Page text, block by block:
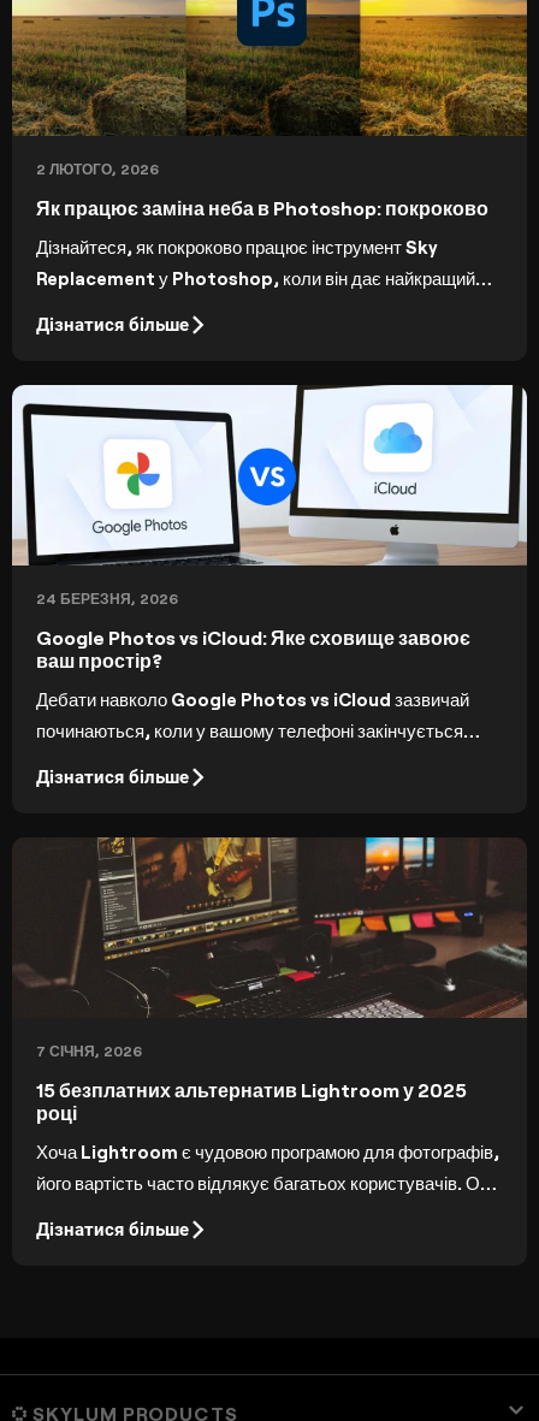
2 ЛЮТОГО, 2026
Як працює заміна неба в Photoshop: покроково
Дізнайтеся, як покроково працює інструмент Sky
Replacement у Photoshop, коли він дає найкращий
Дізнатися більше
24 БЕРЕЗНЯ, 2026
Google Photos vs iCloud: Яке сховище завоює
ваш простір?
Дебати навколо Google Photos vs iCloud зазвичай
починаються, коли у вашому телефоні закінчується
резервне копіювання та доступ до хмарних сховищ, але
Дізнатися більше
7 СІЧНЯ, 2026
15 безплатних альтернатив Lightroom у 2025
році
Хоча Lightroom є чудовою програмою для фотографів,
його вартість часто відлякує багатьох користувачів. Ось
нададуть вам професійні інструменти без необхідності
Дізнатися більше
SKYLUM PRODUCTS